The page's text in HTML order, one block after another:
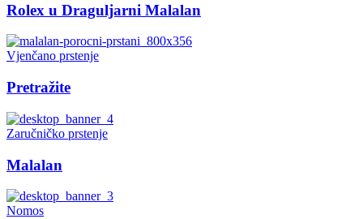
Rolex u Draguljarni Malalan
Vjenčano prstenje
Pretražite
Zaručničko prstenje
Malalan
Nomos